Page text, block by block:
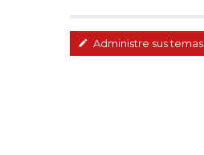
Administre sus temas